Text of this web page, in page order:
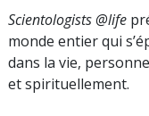
Scientologists @life
monde entier qui
dans la vie,
et spirituellement.